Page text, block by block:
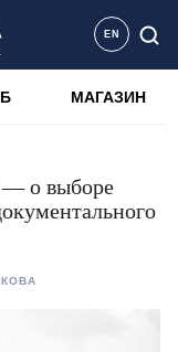
EN
МАГАЗИН
— о выборе